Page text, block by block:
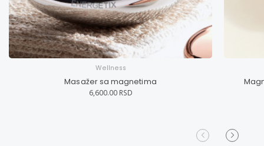
Wellness
Masažer sa magnetima
6,600.00 RSD